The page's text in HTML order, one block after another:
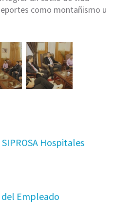
como montañismo u
Hospitales
Empleado